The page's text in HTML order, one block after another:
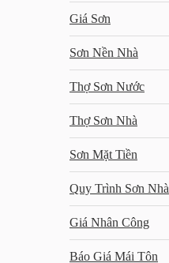
Giá Sơn
Sơn Nền Nhà
Thợ Sơn Nước
Thợ Sơn Nhà
Sơn Mặt Tiền
Quy Trình Sơn Nhà
Giá Nhân Công
Báo Giá Mái Tôn